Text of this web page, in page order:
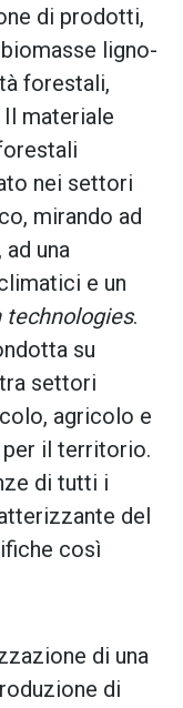
di prodotti,
ligno-
forestali,
materiale
nei settori
mirando ad
una
e un
technologies.
su
settori
agricolo e
il territorio.
di tutti i
del
così
di una
di